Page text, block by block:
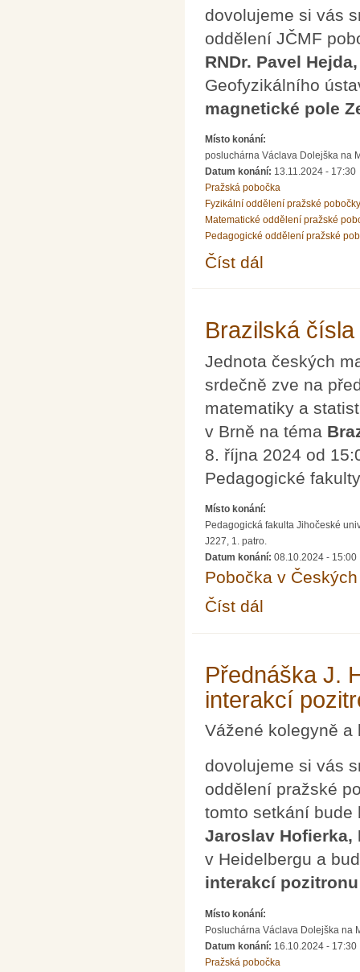
dovolujeme si vás
oddělení JČMF
RNDr. Pavel
Geofyzikálního
magnetické pole
Místo konání:
posluchárna Václava Dolejška na
Datum konání: 13.11.2024 - 17:30
Pražská pobočka
Fyzikální oddělení pražské pobočky
Matematické oddělení pražské
Pedagogické oddělení pražské
Číst dál
Brazilská
Jednota českých
srdečně zve na
matematiky a
v Brně na téma
8. října 2024 od
Pedagogické
Místo konání:
Pedagogická fakulta Jihočeské
J227, 1. patro.
Datum konání: 08.10.2024 - 15:00
Pobočka v
Číst dál
Přednáška J.
interakcí
Vážené kolegyně a
dovolujeme si vás
oddělení pražské
tomto setkání
Jaroslav Hofierka,
v Heidelbergu a
interakcí
Místo konání:
Posluchárna Václava Dolejška na
Datum konání: 16.10.2024 - 17:30
Pražská pobočka